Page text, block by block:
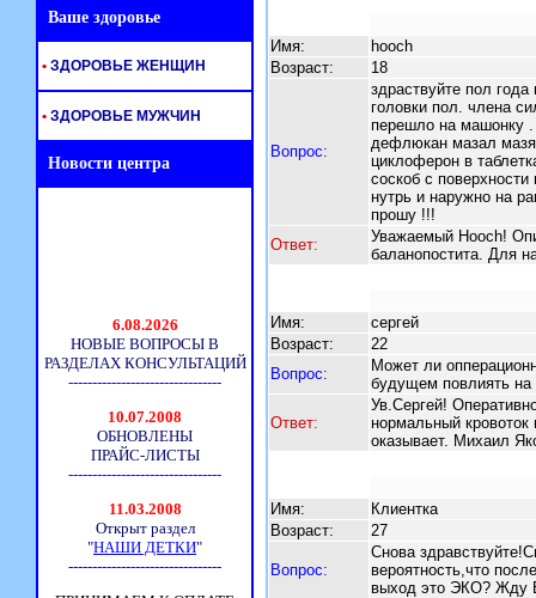
Имя:
hooch
Возраст:
18
Вопрос:
здраствуйте пол
головки пол. члена
перешло на машонку .
дефлюкан мазал
циклоферон в
соскоб с
нутрь и наружно на
прошу !!!
Ответ:
Уважаемый Hooch!
баланопостита. Для
Имя:
сергей
Возраст:
22
Вопрос:
Может ли
будущем повлиять на
Ответ:
Ув.Сергей!
нормальный кровоток
оказывает. Михаил
Имя:
Клиентка
Возраст:
27
Вопрос:
Снова
вероятность,что
выход это ЭКО? Жду
Ваше здоровье
• ЗДОРОВЬЕ ЖЕНЩИН
• ЗДОРОВЬЕ МУЖЧИН
Новости центра